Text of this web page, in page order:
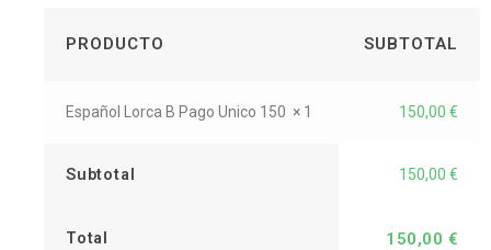
PRODUCTO SUBTOTAL
Español Lorca B Pago Unico 150 × 1 150,00 €
Subtotal 150,00 €
Total 150,00 €